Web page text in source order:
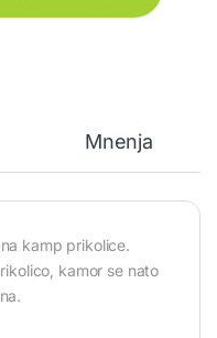
Mnenja
kamp prikolice.
kamor se nato